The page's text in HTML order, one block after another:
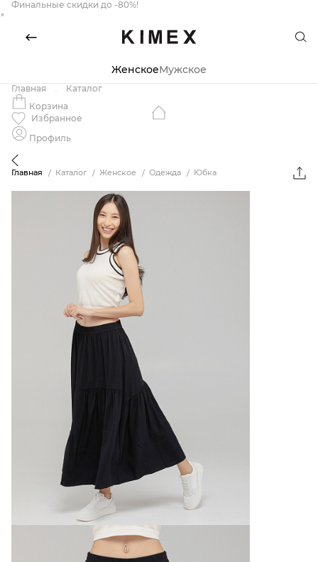
Финальные скидки до -80%!
×
ЖенскоеМужское
Главная
Каталог
Корзина
Избранное
Профиль
Главная Каталог Женское Одежда Юбка